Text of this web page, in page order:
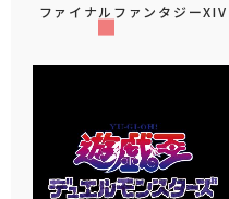
ファイナルファンタジーXIV